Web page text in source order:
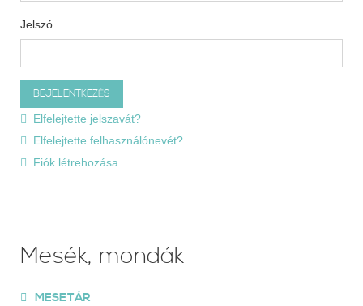
Jelszó
Elfelejtette jelszavát?
Elfelejtette felhasználónevét?
Fiók létrehozása
Mesék, mondák
MESETÁR